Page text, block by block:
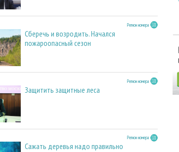
Регион номера
Сберечь и возродить. Начался
пожароопасный сезон
Регион номера
Защитить защитные леса
Регион номера
Сажать деревья надо правильно